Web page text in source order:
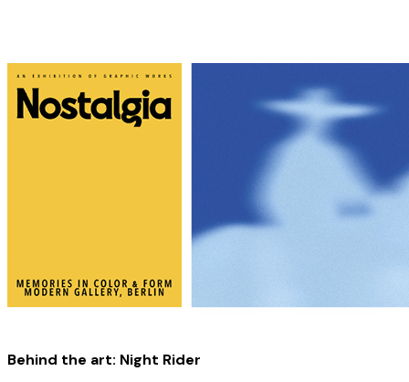
Behind the art: Night Rider